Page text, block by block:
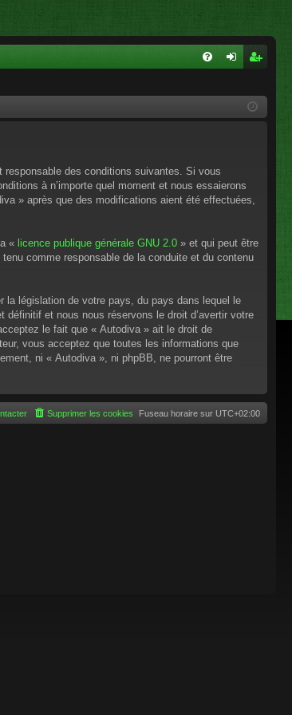
cri
des conditions suivantes. Si vous
à n’importe quel moment et nous essaierons
» après que des modifications aient été effectuées,
« licence publique générale GNU 2.0 » et qui peut être
comme responsable de la conduite et du contenu
la législation de votre pays, du pays dans lequel le
et nous nous réservons le droit d’avertir votre
le fait que « Autodiva » ait le droit de
vous acceptez que toutes les informations que
ni « Autodiva », ni phpBB, ne pourront être
Fuseau horaire sur UTC+02:00
Supprimer les cookies